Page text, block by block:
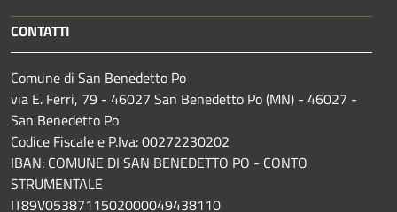
CONTATTI
Comune di San Benedetto Po
via E. Ferri, 79 - 46027 San Benedetto Po (MN) - 46027 -
San Benedetto Po
Codice Fiscale e P.Iva: 00272230202
IBAN: COMUNE DI SAN BENEDETTO PO - CONTO
STRUMENTALE
IT89V0538711502000049438110